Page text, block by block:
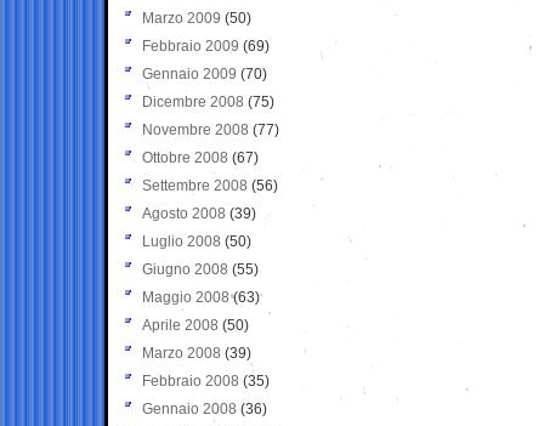
Marzo 2009 (50)
Febbraio 2009 (69)
Gennaio 2009 (70)
Dicembre 2008 (75)
Novembre 2008 (77)
Ottobre 2008 (67)
Settembre 2008 (56)
Agosto 2008 (39)
Luglio 2008 (50)
Giugno 2008 (55)
Maggio 2008(63)
Aprile 2008 (50)
Marzo 2008 (39)
Febbraio 2008 (35)
Gennaio 2008 (36)